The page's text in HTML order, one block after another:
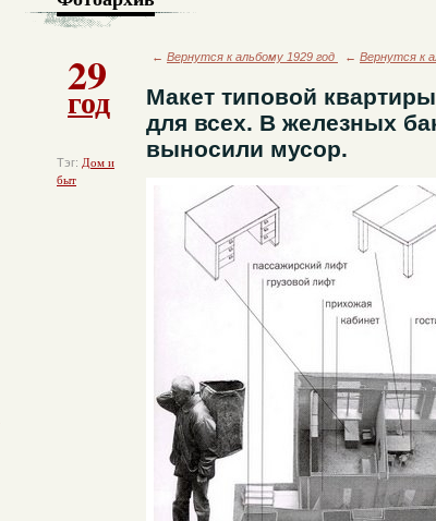
29
год
Тэг: Дом и
быт
← Вернутся к альбому 1929 год ← Вернутся к
Макет типовой
для всех. В железных
выносили мусор.